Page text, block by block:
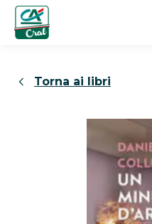
Torna ai libri